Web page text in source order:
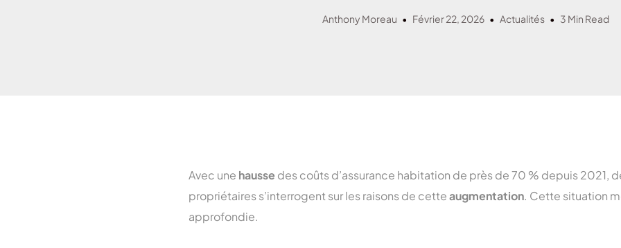
Assurance habitation
Anthony Moreau Février 22, 2026 Actualités 3 Min Read
Avec une hausse des coûts d’assurance habitation de près de 70 % depuis 2021,
propriétaires s’interrogent sur les raisons de cetteaugmentation. Cette situation
approfondie.